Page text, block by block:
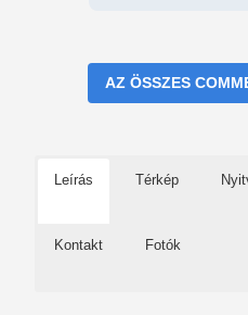
AZ ÖSSZES
Leírás Térkép
Kontakt Fotók